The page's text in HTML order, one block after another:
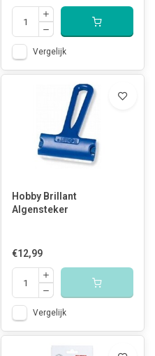
Vergelijk
Hobby Brillant
Algensteker
€12,99
Vergelijk